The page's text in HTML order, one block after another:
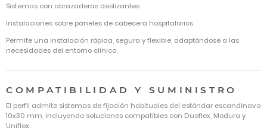
Sistemas con abrazaderas deslizantes
Instalaciones sobre paneles de cabecera hospitalarios
Permite una instalación rápida, segura y flexible, adaptándose a las
necesidades del entorno clínico.
COMPATIBILIDAD Y SUMINISTRO
El perfil admite sistemas de fijación habituales del estándar escandinavo
10x30 mm, incluyendo soluciones compatibles con Duoflex, Modura y
Uniflex.